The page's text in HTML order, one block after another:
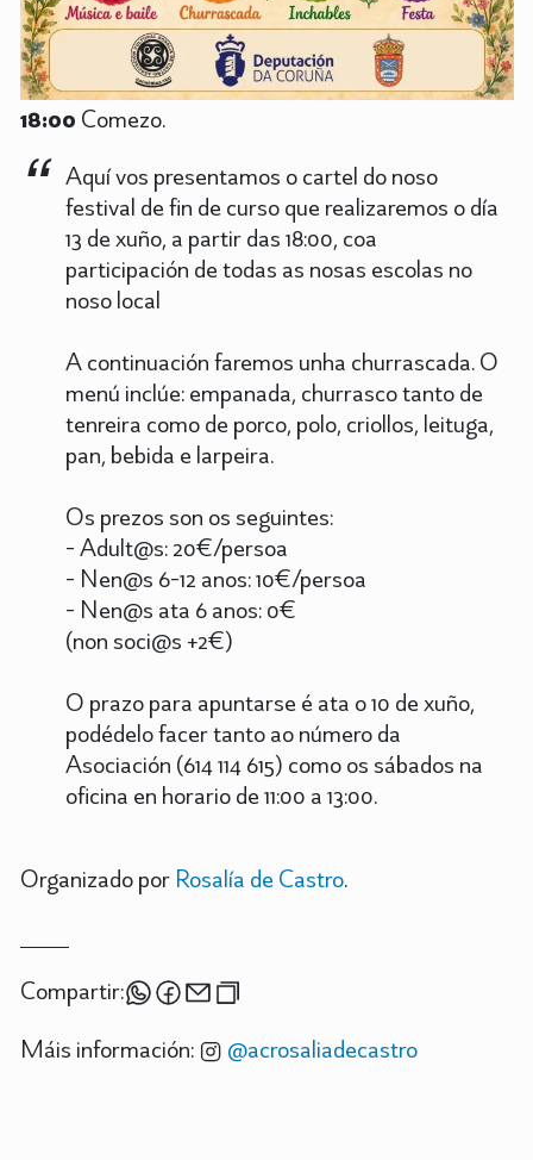
18:00 Comezo.
Aquí vos presentamos o cartel do noso
festival de fin de curso que realizaremos o día
13 de xuño, a partir das 18:00, coa
participación de todas as nosas escolas no
noso local
A continuación faremos unha churrascada. O
menú inclúe: empanada, churrasco tanto de
tenreira como de porco, polo, criollos, leituga,
pan, bebida e larpeira.
Os prezos son os seguintes:
- Adult@s: 20€/persoa
- Nen@s 6-12 anos: 10€/persoa
- Nen@s ata 6 anos: 0€
(non soci@s +2€)
O prazo para apuntarse é ata o 10 de xuño,
podédelo facer tanto ao número da
Asociación (614 114 615) como os sábados na
oficina en horario de 11:00 a 13:00.
Organizado por Rosalía de Castro.
Compartir:
Máis información:
@acrosaliadecastro